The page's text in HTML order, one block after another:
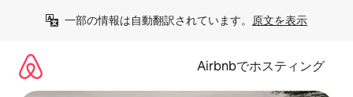
一部の情報は自動翻訳されています。 原文を表示
Airbnbでホスティング